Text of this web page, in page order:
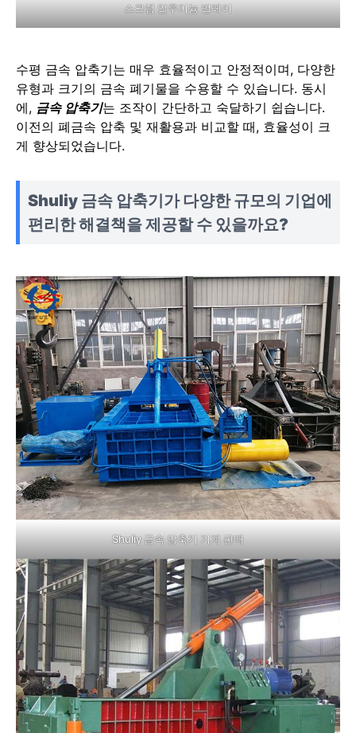
스크랩 알루미늄 벌레이
수평 금속 압축기는 매우 효율적이고 안정적이며, 다양한
유형과 크기의 금속 폐기물을 수용할 수 있습니다. 동시
에, 금속 압축기는 조작이 간단하고 숙달하기 쉽습니다.
이전의 폐금속 압축 및 재활용과 비교할 때, 효율성이 크
게 향상되었습니다.
Shuliy 금속 압축기가 다양한 규모의 기업에
편리한 해결책을 제공할 수 있을까요?
Shuliy 금속 압축기 기계 판매